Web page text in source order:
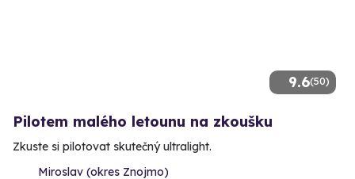
9.6(50)
Pilotem malého letounu na zkoušku
Zkuste si pilotovat skutečný ultralight.
Miroslav (okres Znojmo)